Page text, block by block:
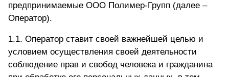
предпринимаемые ООО Полимер-Групп (далее –
Оператор).
1.1. Оператор ставит своей важнейшей целью и
условием осуществления своей деятельности
соблюдение прав и свобод человека и гражданина